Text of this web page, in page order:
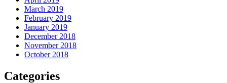
March 2019
February 2019
January 2019
December 2018
November 2018
October 2018
Categories